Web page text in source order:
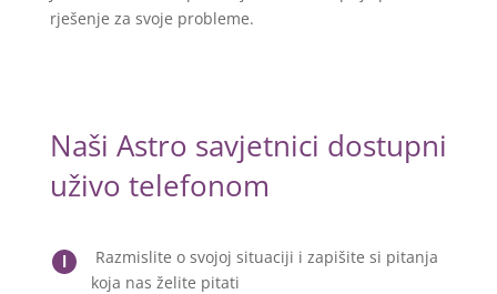
rješenje za svoje probleme.
Naši Astro savjetnici dostupni
uživo telefonom
l
Razmislite o svojoj situaciji i zapišite si pitanja
koja nas želite pitati